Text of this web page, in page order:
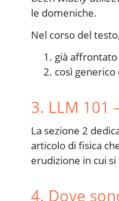
le domeniche.
Nel corso del
già
così generico
3. LLM
La sezione 2
articolo di fisica
erudizione in cui
4. Dove